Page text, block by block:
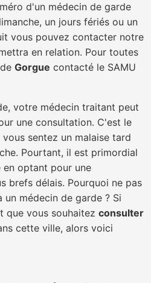
d'un médecin de garde
un jours fériés ou un
vous pouvez contacter notre
en relation. Pour toutes
Gorgue contacté le SAMU
votre médecin traitant peut
une consultation. C'est le
sentez un malaise tard
Pourtant, il est primordial
optant pour une
brefs délais. Pourquoi ne pas
médecin de garde ? Si
que vous souhaitez consulter
cette ville, alors voici